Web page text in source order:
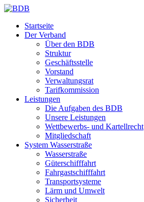
Startseite
Der Verband
Über den BDB
Struktur
Geschäftsstelle
Vorstand
Verwaltungsrat
Tarifkommission
Leistungen
Die Aufgaben des BDB
Unsere Leistungen
Wettbewerbs- und Kartellrecht
Mitgliedschaft
System Wasserstraße
Wasserstraße
Güterschifffahrt
Fahrgastschifffahrt
Transportsysteme
Lärm und Umwelt
Sicherheit